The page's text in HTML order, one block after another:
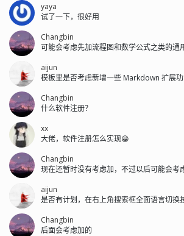
yaya
试了一下，很好用
Changbin
aijun
Changbin
什么软件注册？
xx
大佬，软件注册怎么实现😀
Changbin
aijun
Changbin
后面会考虑加的